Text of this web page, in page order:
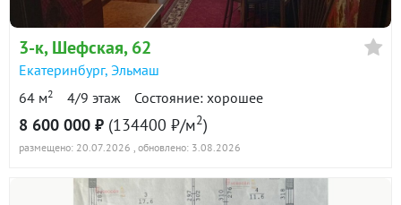
в продаже 85400 ₽/м²
Показать всю историю: 30 предложений →
3-к, Шефская, 62
Екатеринбург, Эльмаш
64 м2 4/9 этаж Состояние: хорошее
8 600 000 ₽ (134400 ₽/м2)
размещено: 20.07.2026 , обновлено: 3.08.2026